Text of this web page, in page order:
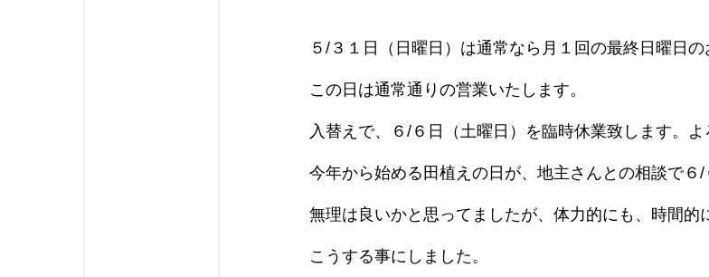
５/３１日（日曜日）は通常なら月１回の最終日曜日の
この日は通常通りの営業いたします。
入替えで、６/６日（土曜日）を臨時休業致します。よ
今年から始める田植えの日が、地主さんとの相談で６
無理は良いかと思ってましたが、体力的にも、時間的
こうする事にしました。